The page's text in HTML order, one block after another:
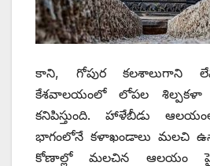
కాని, గోపుర కలశాలుగాని
కేశవాలయంలో లోపల శిల్పకళా
కనిపిస్తుంది. హాళేబీడు
భాగంలోనే కళాఖండాలు మలచి
కోణాల్లో మలచిన ఆలయం